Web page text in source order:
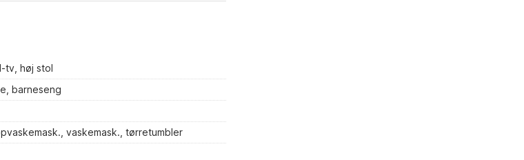
tv, høj stol
barneseng
vaskemask., tørretumbler